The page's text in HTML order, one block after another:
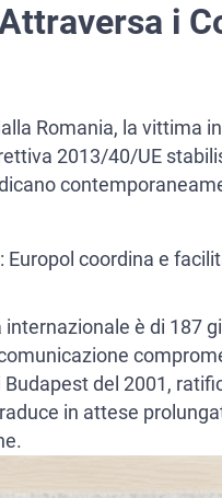
i
Romania, la vittima
2013/40/UE
coordina e
è di 187
del 2001,
in attese